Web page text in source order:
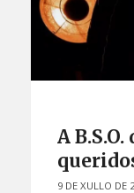
A
9 DE XULLO DE